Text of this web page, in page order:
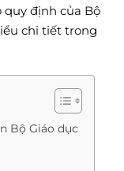
định của Bộ
chi tiết trong
Bộ Giáo dục